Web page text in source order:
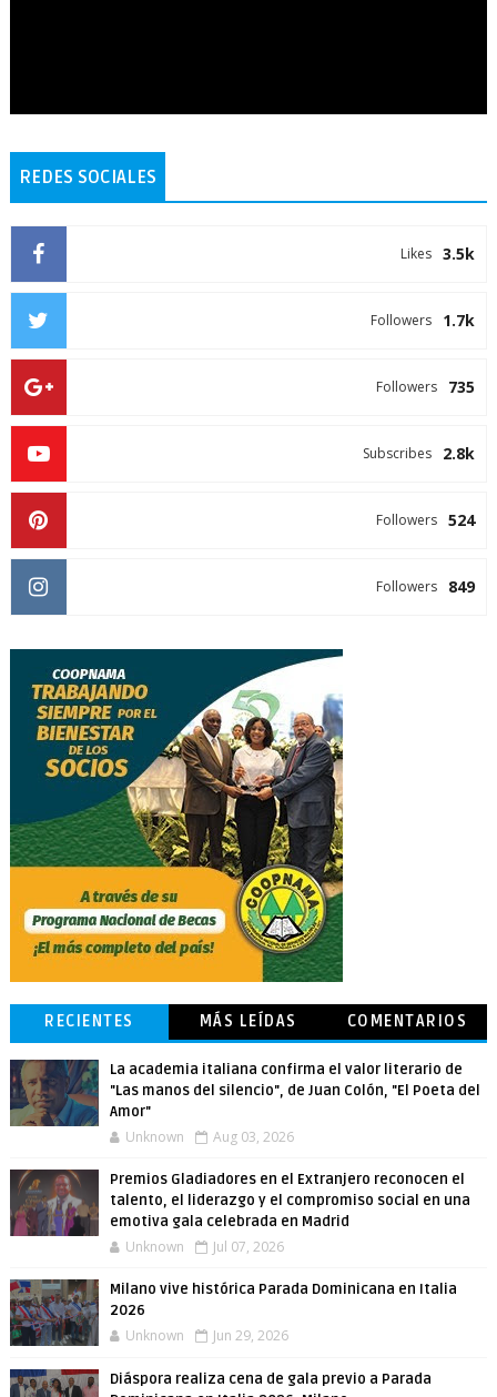
REDES SOCIALES
3.5k
Likes
1.7k
Followers
735
Followers
2.8k
Subscribes
524
Followers
849
Followers
RECIENTES MÁS LEÍDAS COMENTARIOS
La academia italiana confirma el valor literario de
"Las manos del silencio", de Juan Colón, "El Poeta del
Amor"
Unknown Aug 03, 2026
Premios Gladiadores en el Extranjero reconocen el
talento, el liderazgo y el compromiso social en una
emotiva gala celebrada en Madrid
Unknown Jul 07, 2026
Milano vive histórica Parada Dominicana en Italia
2026
Unknown Jun 29, 2026
Diáspora realiza cena de gala previo a Parada